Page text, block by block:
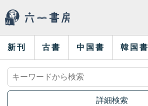
新刊 古書 中国書 韓国書
詳細検索